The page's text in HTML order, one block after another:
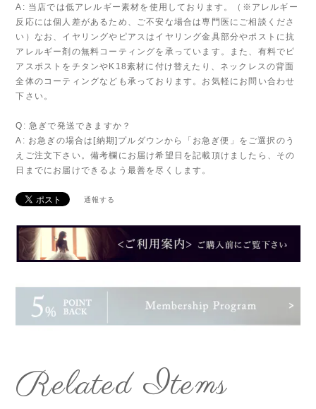
A: 当店では低アレルギー素材を使用しております。（※アレルギー
反応には個人差があるため、ご不安な場合は専門医にご相談くださ
い）なお、イヤリングやピアスはイヤリング金具部分やポストに抗
アレルギー剤の無料コーティングを承っています。また、有料でピ
アスポストをチタンやK18素材に付け替えたり、ネックレスの背面
全体のコーティングなども承っております。お気軽にお問い合わせ
下さい。
Q: 急ぎで発送できますか？
A: お急ぎの場合は[納期]プルダウンから「お急ぎ便」をご選択のう
えご注文下さい。備考欄にお届け希望日を記載頂けましたら、その
日までにお届けできるよう最善を尽くします。
通報する
Related Items